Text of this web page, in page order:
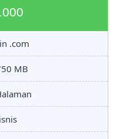
.com
MB